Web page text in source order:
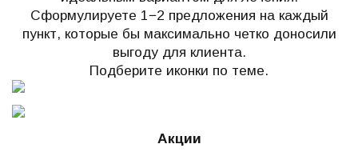
Сформулируете 1−2 предложения на каждый
пункт, которые бы максимально четко доносили
выгоду для клиента.
Подберите иконки по теме.
Акции